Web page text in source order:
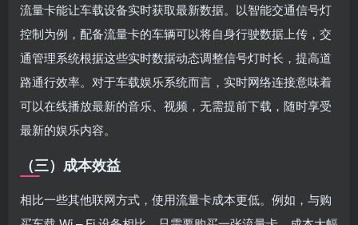
流量卡能让车载设备实时获取最新数据。以智能交通信号灯
控制为例，配备流量卡的车辆可以将自身行驶数据上传，交
通管理系统根据这些实时数据动态调整信号灯时长，提高道
路通行效率。对于车载娱乐系统而言，实时网络连接意味着
可以在线播放最新的音乐、视频，无需提前下载，随时享受
最新的娱乐内容。
（三）成本效益
相比一些其他联网方式，使用流量卡成本更低。例如，与购